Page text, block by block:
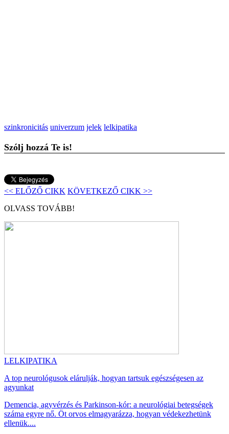
szinkronicitás univerzum jelek lelkipatika
Szólj hozzá Te is!
<< ELŐZŐ CIKK KÖVETKEZŐ CIKK >>
OLVASS TOVÁBB!
LELKIPATIKA
A top neurológusok elárulják, hogyan tartsuk egészségesen az
agyunkat
Demencia, agyvérzés és Parkinson-kór: a neurológiai betegségek
száma egyre nő. Öt orvos elmagyarázza, hogyan védekezhetünk
ellenük....